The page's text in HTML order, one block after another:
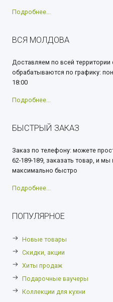
Подробнее...
ВСЯ МОЛДОВА
Доставляем по всей
обрабатываются по графику:
18:00
Подробнее...
БЫСТРЫЙ ЗАКАЗ
Заказ по телефону: можете
62-189-189, заказать товар, и
максимально быстро
Подробнее...
ПОПУЛЯРНОЕ
Новые товары
Скидки, акции
Хиты продаж
Подарочные ваучеры
Коллекции для кухни